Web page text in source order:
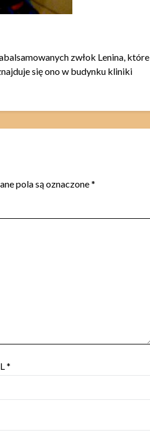
zwłok Lenina, które
się ono w budynku kliniki
pola są oznaczone*
*